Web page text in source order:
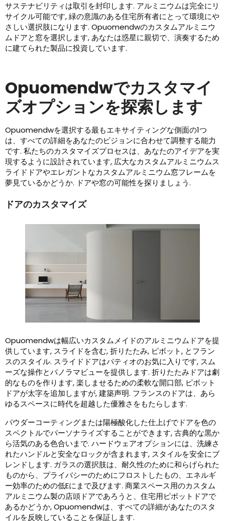
サステナビリティは取引を封印します. アルミニウムは完全にリ
サイクル可能です, 緑の意識のある住宅所有者にとって環境にや
さしい選択肢になります. Opuomendwのカスタムアルミニウ
ムドアと窓を選択します, あなたは惑星に親切で、演奏するため
に建てられた製品に投資しています.
Opuomendwでカスタマイ
ズオプションを探索します
Opuomendwを選択する最もエキサイティングな側面の1つ
は、すべての詳細をあなたのビジョンに合わせて調整する能力
です. 私たちのカスタマイズプロセスは、あなたのアイデアを実
現するように設計されています, 広大なカスタムアルミニウムス
ライドドアやエレガントなカスタムアルミニウム窓フレームを
夢見ているかどうか. ドアや窓の可能性を探りましょう.
ドアのカスタマイズ
Opuomendwは幅広いカスタムメイドのアルミニウムドアを提
供しています, スライドを含む, 折りたたみ, ピボット, とフラン
スのスタイル. スライドドアはパティオのお気に入りです, スム
ーズな操作とパノラマビューを提供します. 折りたたみドアは劇
的なものを作ります, 楽しませるための柔軟な開口部, ピボット
ドアが太字を追加しますが, 建築声明. フランスのドアは、あら
ゆるスペースに時代を超越した優雅さをもたらします.
パウダーコーティングまたは陽極酸化した仕上げでドアを色の
スペクトルでパーソナライズすることができます, 古典的な黒か
ら活気のある色合いまで. ハードウェアオプションには、洗練さ
れたハンドルと安全なロックが含まれます, スタイルを安全にブ
レンドします. ガラスの選択肢は、耐久性のために和らげられた
ものから、プライバシーのためにフロストしたもの、エネルギ
ー効率のための低Eにまで及びます. 商業スペース用のカスタム
アルミニウム製の店頭ドアであろうと、住宅用ピボットドアで
あるかどうか, Opuomendwは、すべての詳細があなたのスタ
イルを反映していることを保証します.